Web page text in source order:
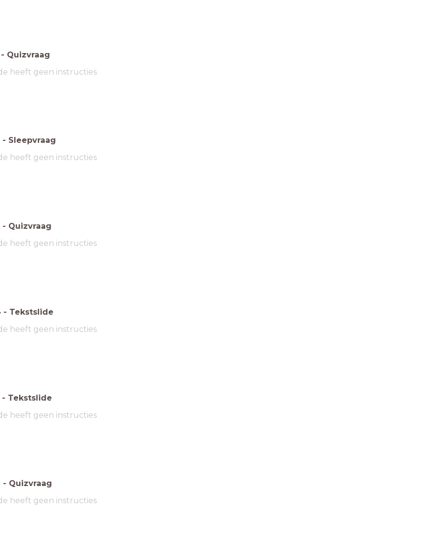
- Quizvraag
heeft geen instructies
- Sleepvraag
heeft geen instructies
- Quizvraag
heeft geen instructies
- Tekstslide
heeft geen instructies
- Tekstslide
heeft geen instructies
- Quizvraag
heeft geen instructies